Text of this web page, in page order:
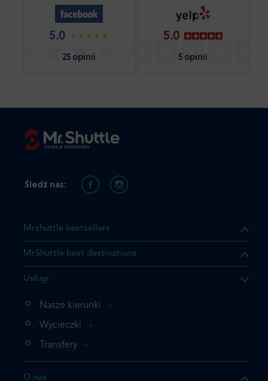
5.0
25 opinii
5.0
5 opinii
którego szukasz jest już
nie chcesz dodawać go
Mrshuttle bestsellers
MrShuttle best destinations
Usługi
Nasze kierunki
Wycieczki
Transfery
O nas
Śledź nas: